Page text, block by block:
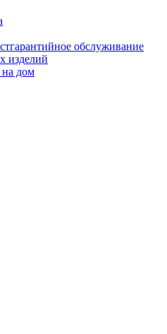
обслуживание
изделий
дом